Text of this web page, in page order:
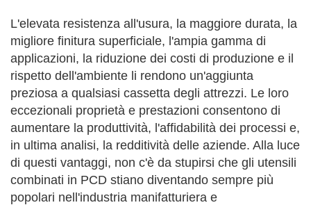
L'elevata resistenza all'usura, la maggiore durata, la
migliore finitura superficiale, l'ampia gamma di
applicazioni, la riduzione dei costi di produzione e il
rispetto dell'ambiente li rendono un'aggiunta
preziosa a qualsiasi cassetta degli attrezzi. Le loro
eccezionali proprietà e prestazioni consentono di
aumentare la produttività, l'affidabilità dei processi e,
in ultima analisi, la redditività delle aziende. Alla luce
di questi vantaggi, non c'è da stupirsi che gli utensili
combinati in PCD stiano diventando sempre più
popolari nell'industria manifatturiera e